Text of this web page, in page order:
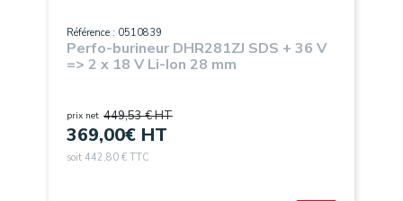
Référence : 0510839
Perfo-burineur DHR281ZJ SDS + 36 V
=> 2 x 18 V Li-Ion 28 mm
prix net 449,53 € HT
369,00€ HT
soit 442,80 € TTC